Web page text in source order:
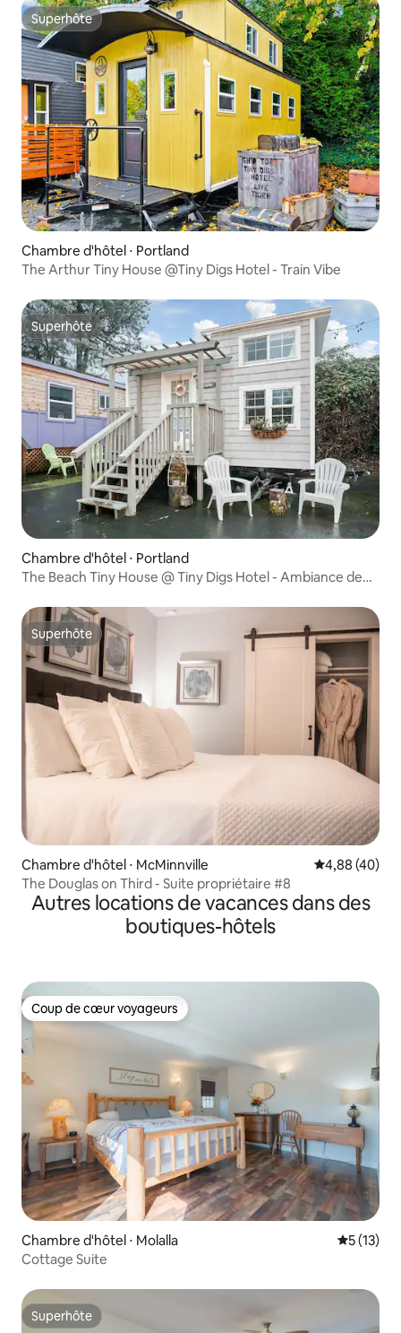
Superhôte
Superhôte
Chambre d'hôtel ⋅ Portland
The Arthur Tiny House @Tiny Digs Hotel - Train Vibe
Superhôte
Superhôte
Chambre d'hôtel ⋅ Portland
The Beach Tiny House @ Tiny Digs Hotel - Ambiance de
Superhôte
Superhôte
Chambre d'hôtel ⋅ McMinnville Évaluation
4,88 (40)
The Douglas on Third - Suite propriétaire #8
Autres locations de vacances dans des
boutiques-hôtels
Coup de cœur voyageurs
Coup de cœur voyageurs
Chambre d'hôtel ⋅ Molalla
5 (13)
Cottage Suite
Superhôte
Superhôte